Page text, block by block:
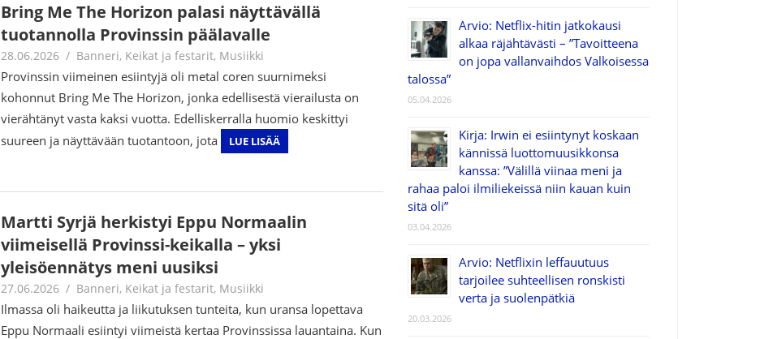
Bring Me The Horizon palasi näyttävällä
tuotannolla Provinssin päälavalle
28.06.2026 Tomi Asuintupa
Banneri, Keikat ja festarit, Musiikki
Provinssin viimeinen esiintyjä oli metal coren suurnimeksi
kohonnut Bring Me The Horizon, jonka edellisestä vierailusta on
vierähtänyt vasta kaksi vuotta. Edelliskerralla huomio keskittyi
suureen ja näyttävään tuotantoon, jota
LUE LISÄÄ
Martti Syrjä herkistyi Eppu Normaalin
viimeisellä Provinssi-keikalla – yksi
yleisöennätys meni uusiksi
27.06.2026 Jouni Hirn
Banneri, Keikat ja festarit, Musiikki
Ilmassa oli haikeutta ja liikutuksen tunteita, kun uransa lopettava
Eppu Normaali esiintyi viimeistä kertaa Provinssissa lauantaina. Kun
Arvio: Netflix-hitin jatkokausi
alkaa räjähtävästi – ”Tavoitteena
on jopa vallanvaihdos Valkoisessa
talossa”
05.04.2026
Kirja: Irwin ei esiintynyt koskaan
kännissä luottomuusikkonsa
kanssa: ”Välillä viinaa meni ja
rahaa paloi ilmiliekeissä niin kauan kuin
sitä oli”
03.04.2026
Arvio: Netflixin leffauutuus
tarjoilee suhteellisen ronskisti
verta ja suolenpätkiä
20.03.2026